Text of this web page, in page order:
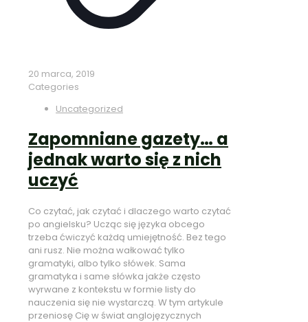
20 marca, 2019
Categories
Uncategorized
Zapomniane gazety… a
jednak warto się z nich
uczyć
Co czytać, jak czytać i dlaczego warto czytać
po angielsku? Ucząc się języka obcego
trzeba ćwiczyć każdą umiejętność. Bez tego
ani rusz. Nie można wałkować tylko
gramatyki, albo tylko słówek. Sama
gramatyka i same słówka jakże często
wyrwane z kontekstu w formie listy do
nauczenia się nie wystarczą. W tym artykule
przeniosę Cię w świat anglojęzycznych